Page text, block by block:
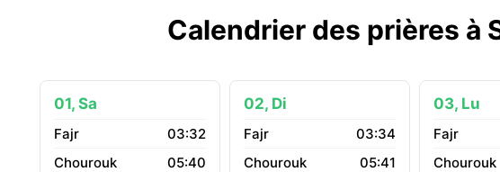
Calendrier des prières à
01, Sa
03:32
05:40
02, Di
03:34
05:41
03, Lu